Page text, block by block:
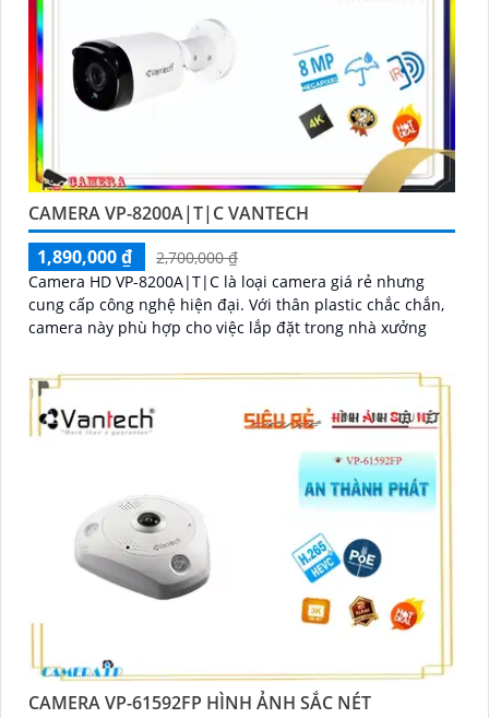
CAMERA VP-8200A|T|C VANTECH
1,890,000 ₫
2,700,000 ₫
Camera HD VP-8200A|T|C là loại camera giá rẻ nhưng
cung cấp công nghệ hiện đại. Với thân plastic chắc chắn,
camera này phù hợp cho việc lắp đặt trong nhà xưởng
CAMERA VP-61592FP HÌNH ẢNH SẮC NÉT